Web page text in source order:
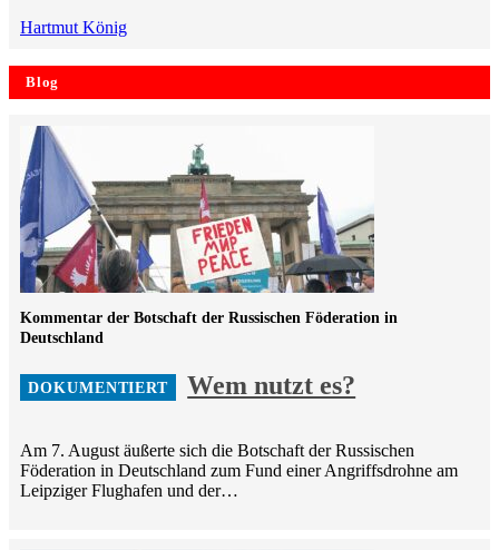
Hartmut König
Blog
Wem nutzt es?
Kommentar der Botschaft der Russischen Föderation in
Deutschland
Am 7. August äußerte sich die Botschaft der Russischen
Föderation in Deutschland zum Fund einer Angriffsdrohne am
Leipziger Flughafen und der…